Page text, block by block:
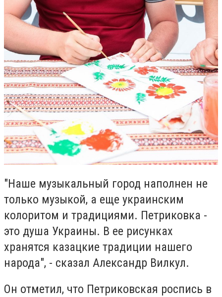
"Наше музыкальный город наполнен не
только музыкой, а еще украинским
колоритом и традициями. Петриковка -
это душа Украины. В ее рисунках
хранятся казацкие традиции нашего
народа", - сказал Александр Вилкул.
Он отметил, что Петриковская роспись в